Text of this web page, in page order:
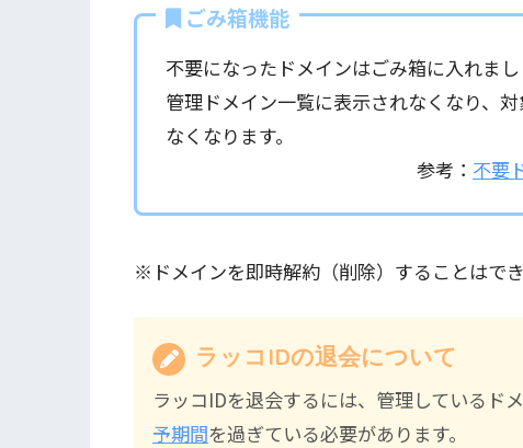
ごみ箱機能
不要になったドメインはごみ箱に入れまし
管理ドメイン一覧に表示されなくなり、
なくなります。
参考： 不要
※ドメインを即時解約（削除）することはでき
ラッコIDの退会について
ラッコIDを退会するには、管理しているド
予期間を過ぎている必要があります。